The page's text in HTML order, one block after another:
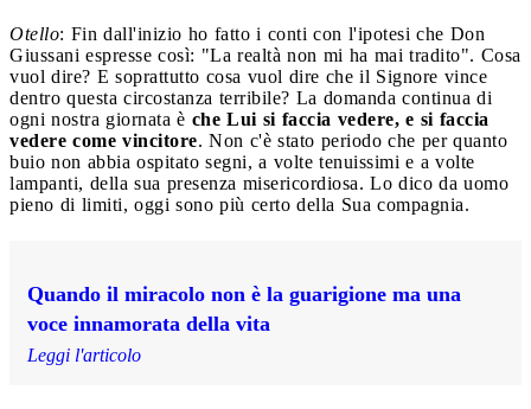
Otello: Fin dall'inizio ho fatto i conti con l'ipotesi che Don
Giussani espresse così: "La realtà non mi ha mai tradito". Cosa
vuol dire? E soprattutto cosa vuol dire che il Signore vince
dentro questa circostanza terribile? La domanda continua di
ogni nostra giornata è che Lui si faccia vedere, e si faccia
vedere come vincitore. Non c'è stato periodo che per quanto
buio non abbia ospitato segni, a volte tenuissimi e a volte
lampanti, della sua presenza misericordiosa. Lo dico da uomo
pieno di limiti, oggi sono più certo della Sua compagnia.
Quando il miracolo non è la guarigione ma una
voce innamorata della vita
Leggi l'articolo